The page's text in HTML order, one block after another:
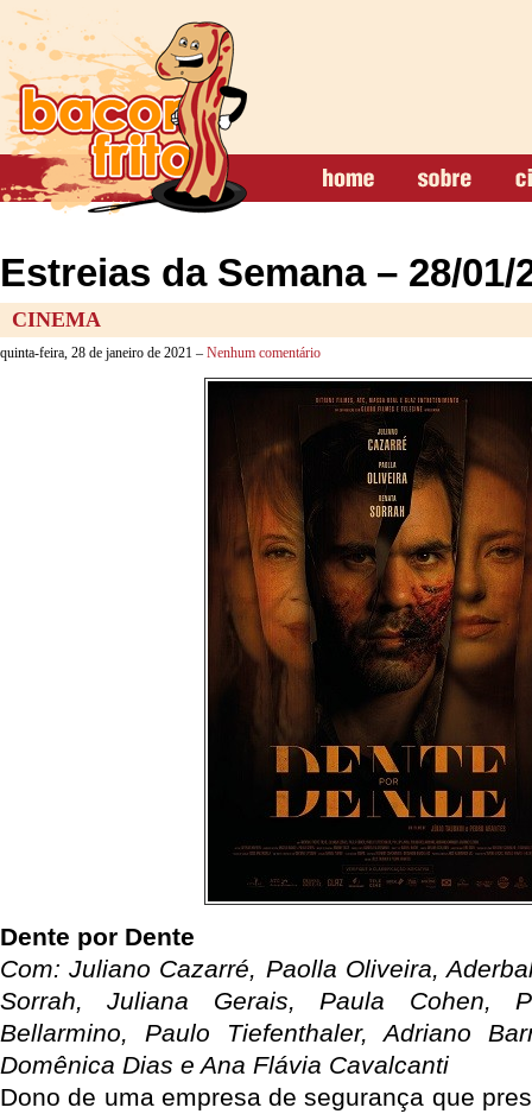
Estreias da Semana – 28/01/
CINEMA
quinta-feira, 28 de janeiro de 2021 – Nenhum comentário
Dente por Dente
Com: Juliano Cazarré, Paolla Oliveira,
Sorrah, Juliana Gerais, Paula Cohen,
Bellarmino, Paulo Tiefenthaler, Adriano
Domênica Dias e Ana Flávia Cavalcanti
Dono de uma empresa de segurança que